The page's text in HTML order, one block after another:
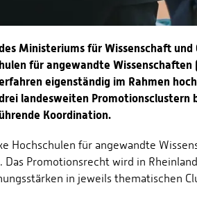
Ministeriums für Wissenschaft und
für angewandte Wissenschaften
eigenständig im Rahmen
landesweiten Promotionsclustern
Koordination.
Hochschulen für angewandte
Promotionsrecht wird in
in jeweils thematischen